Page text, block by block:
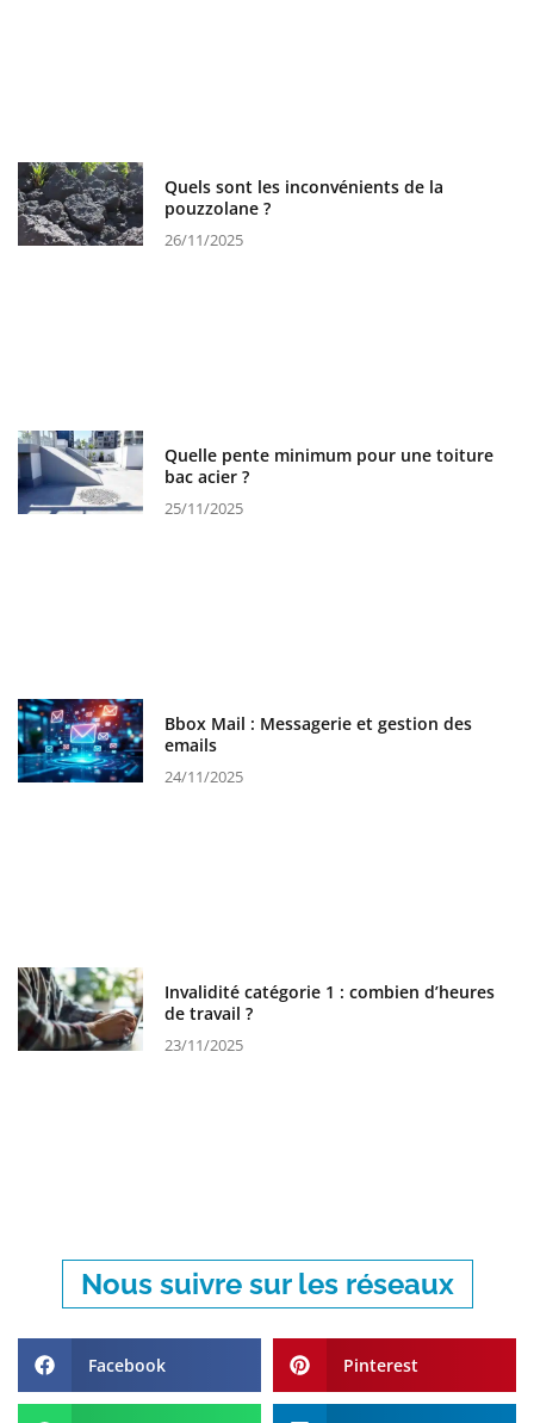
Quels sont les inconvénients de la
pouzzolane ?
26/11/2025
Quelle pente minimum pour une toiture
bac acier ?
25/11/2025
Bbox Mail : Messagerie et gestion des
emails
24/11/2025
Invalidité catégorie 1 : combien d’heures
de travail ?
23/11/2025
Nous suivre sur les réseaux
Facebook Pinterest